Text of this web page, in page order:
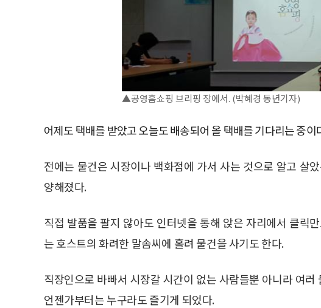
▲공영홈쇼핑 브리핑 장에서. (박혜경 동년기자)
어제도 택배를 받았고 오늘도 배송되어 올 택배를 기다리는 중이
전에는 물건은 시장이나 백화점에 가서 사는 것으로 알고 살
양해졌다.
직접 발품을 팔지 않아도 인터넷을 통해 앉은 자리에서 클릭
는 호스트의 화려한 말솜씨에 홀려 물건을 사기도 한다.
직장인으로 바빠서 시장갈 시간이 없는 사람들뿐 아니라 여
언젠가부터는 누구라도 즐기게 되었다.